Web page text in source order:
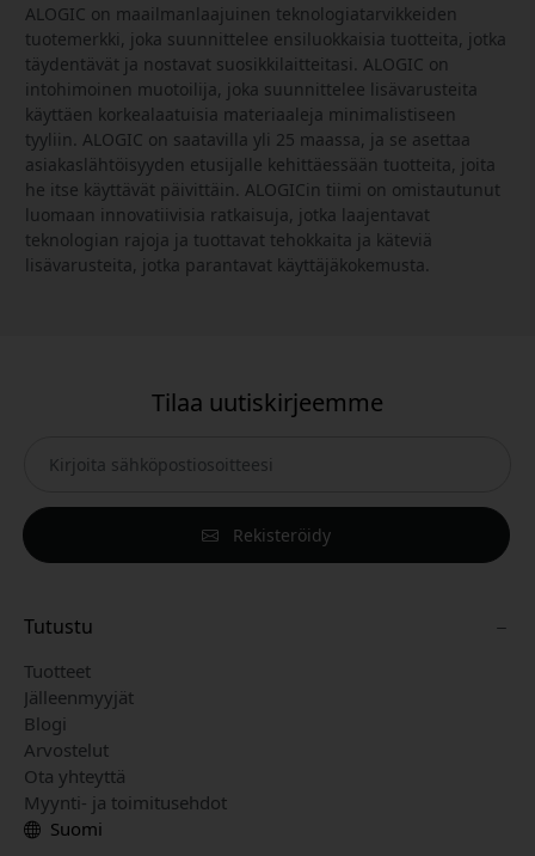
ALOGIC on maailmanlaajuinen teknologiatarvikkeiden
tuotemerkki, joka suunnittelee ensiluokkaisia tuotteita, jotka
täydentävät ja nostavat suosikkilaitteitasi. ALOGIC on
intohimoinen muotoilija, joka suunnittelee lisävarusteita
käyttäen korkealaatuisia materiaaleja minimalistiseen
tyyliin. ALOGIC on saatavilla yli 25 maassa, ja se asettaa
asiakaslähtöisyyden etusijalle kehittäessään tuotteita, joita
he itse käyttävät päivittäin. ALOGICin tiimi on omistautunut
luomaan innovatiivisia ratkaisuja, jotka laajentavat
teknologian rajoja ja tuottavat tehokkaita ja käteviä
lisävarusteita, jotka parantavat käyttäjäkokemusta.
Tilaa uutiskirjeemme
Rekisteröidy
Tutustu
Tuotteet
Jälleenmyyjät
Blogi
Arvostelut
Ota yhteyttä
Myynti- ja toimitusehdot
Suomi